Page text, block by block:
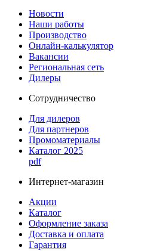
Новости
Наши работы
Производство
Онлайн-калькулятор
Вакансии
Региональная сеть
Дилеры
Сотрудничество
Для дилеров
Для партнеров
Промоматериалы
Каталог 2025
pdf
Интернет-магазин
Акции
Каталог
Оформление заказа
Доставка и оплата
Гарантия